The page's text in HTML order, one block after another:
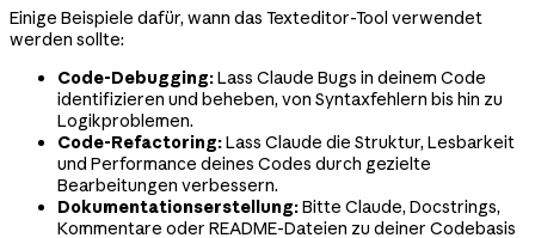
Einige Beispiele dafür, wann das Texteditor-Tool verwendet
werden sollte:
Code-Debugging:Lass Claude Bugs in deinem Code
identifizieren und beheben, von Syntaxfehlern bis hin zu
Logikproblemen.
Code-Refactoring:Lass Claude die Struktur, Lesbarkeit
und Performance deines Codes durch gezielte
Bearbeitungen verbessern.
Dokumentationserstellung:Bitte Claude, Docstrings,
Kommentare oder README-Dateien zu deiner Codebasis